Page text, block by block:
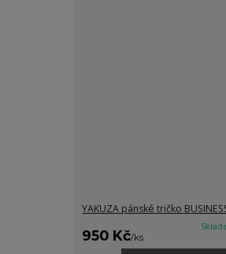
YAKUZA pánské tričko
950 Kč/ks